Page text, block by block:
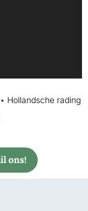
• Hollandsche rading
ons!